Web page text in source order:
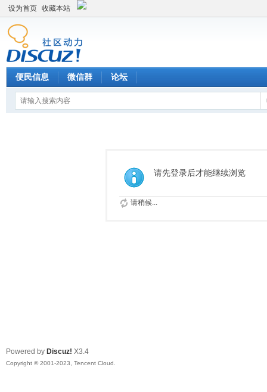
设为首页 收藏本站
便民信息 微信群 论坛
请先登录后才能继续浏览
请稍候...
Powered by Discuz! X3.4
Copyright © 2001-2023, Tencent Cloud.